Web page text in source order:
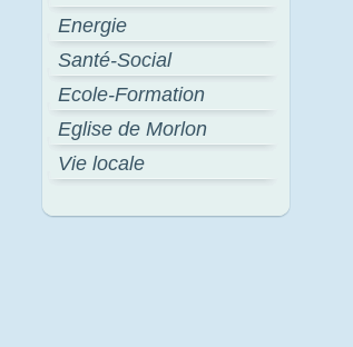
Energie
Santé-Social
Ecole-Formation
Eglise de Morlon
Vie locale